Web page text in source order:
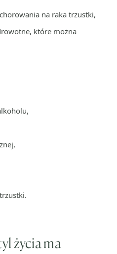
na raka trzustki,
które można
życia ma